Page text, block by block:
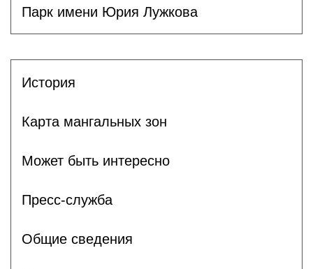
Парк имени Юрия Лужкова
История
Карта мангальных зон
Может быть интересно
Пресс-служба
Общие сведения